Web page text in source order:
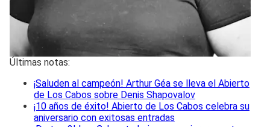
Últimas notas:
¡Saluden al campeón! Arthur Géa se lleva el Abierto
de Los Cabos sobre Denis Shapovalov
¡10 años de éxito! Abierto de Los Cabos celebra su
aniversario con exitosas entradas